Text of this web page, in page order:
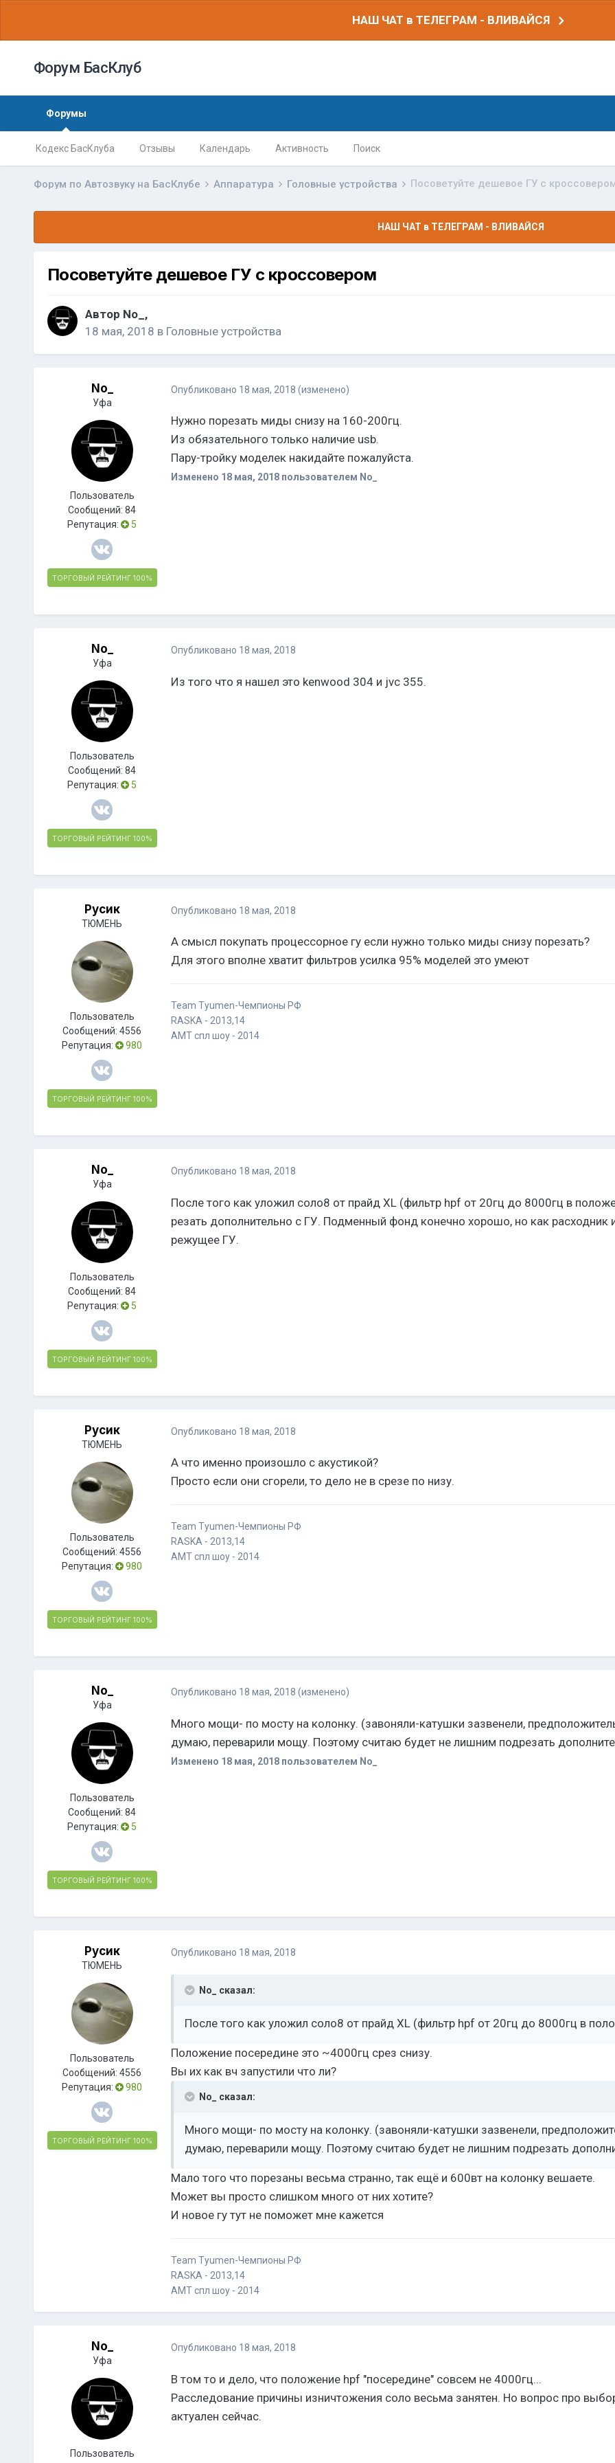
НАШ ЧАТ в ТЕЛЕГРАМ - ВЛИВАЙСЯ
Форум БасКлуб
Форумы
Кодекс БасКлуба Отзывы Календарь Активность Поиск
Форум по Автозвуку на БасКлубе Аппаратура Головные устройства Посоветуйте дешевое ГУ с
НАШ ЧАТ в ТЕЛЕГРАМ - ВЛИВАЙСЯ
Посоветуйте дешевое ГУ с кроссовером
Автор No_ ,
18 мая, 2018 в Головные устройства
No_
Уфа
Пользователь
Сообщений:84
Репутация:
5
ТОРГОВЫЙ РЕЙТИНГ 100%
Опубликовано 18 мая, 2018 (изменено)
Нужно порезать миды снизу на 160-200гц.
Из обязательного только наличие usb.
Пару-тройку моделек накидайте пожалуйста.
Изменено 18 мая, 2018пользователем No_
No_
Уфа
Пользователь
Сообщений:84
Репутация:
5
ТОРГОВЫЙ РЕЙТИНГ 100%
Опубликовано 18 мая, 2018
Из того что я нашел это kenwood 304 и jvc 355.
Русик
ТЮМЕНЬ
Пользователь
Сообщений:4556
Репутация:
980
ТОРГОВЫЙ РЕЙТИНГ 100%
Опубликовано 18 мая, 2018
А смысл покупать процессорное гу если нужно только миды снизу порезать?
Для этого вполне хватит фильтров усилка 95% моделей это умеют
Team Tyumen-Чемпионы РФ
RASKA - 2013,14
AMT спл шоу - 2014
No_
Уфа
Пользователь
Сообщений:84
Репутация:
5
ТОРГОВЫЙ РЕЙТИНГ 100%
Опубликовано 18 мая, 2018
После того как уложил соло8 от прайд XL (фильтр hpf от 20гц до 8000гц в
резать дополнительно с ГУ. Подменный фонд конечно хорошо, но как расходник
режущее ГУ.
Русик
ТЮМЕНЬ
Пользователь
Сообщений:4556
Репутация:
980
ТОРГОВЫЙ РЕЙТИНГ 100%
Опубликовано 18 мая, 2018
А что именно произошло с акустикой?
Просто если они сгорели, то дело не в срезе по низу.
Team Tyumen-Чемпионы РФ
RASKA - 2013,14
AMT спл шоу - 2014
No_
Уфа
Пользователь
Сообщений:84
Репутация:
5
ТОРГОВЫЙ РЕЙТИНГ 100%
Опубликовано 18 мая, 2018 (изменено)
Много мощи- по мосту на колонку. (завоняли-катушки зазвенели,
думаю, переварили мощу. Поэтому считаю будет не лишним подрезать
Изменено 18 мая, 2018пользователем No_
Русик
ТЮМЕНЬ
Пользователь
Сообщений:4556
Репутация:
980
ТОРГОВЫЙ РЕЙТИНГ 100%
Опубликовано 18 мая, 2018
No_ сказал:
После того как уложил соло8 от прайд XL (фильтр hpf от 20гц до 8000гц в
Положение посередине это ~4000гц срез снизу.
Вы их как вч запустили что ли?
No_ сказал:
Много мощи- по мосту на колонку. (завоняли-катушки зазвенели,
думаю, переварили мощу. Поэтому считаю будет не лишним подрезать
Мало того что порезаны весьма странно, так ещё и 600вт на колонку вешаете.
Может вы просто слишком много от них хотите?
И новое гу тут не поможет мне кажется
Team Tyumen-Чемпионы РФ
RASKA - 2013,14
AMT спл шоу - 2014
No_
Уфа
Пользователь
Опубликовано 18 мая, 2018
В том то и дело, что положение hpf "посередине" совсем не 4000гц...
Расследование причины изничтожения соло весьма занятен. Но вопрос про
актуален сейчас.